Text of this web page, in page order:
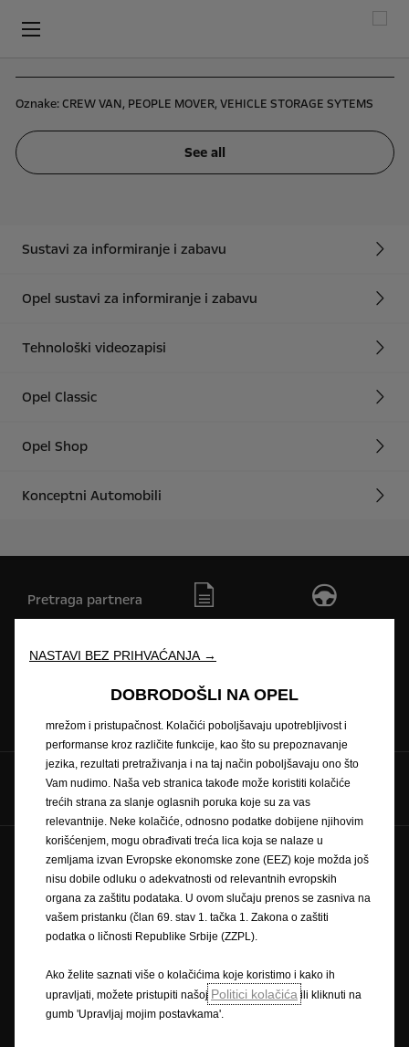
Oznake:CREW VAN, PEOPLE MOVER, VEHICLE STORAGE SYTEMS
See all
Sustavi za informiranje i zabavu
Opel sustavi za informiranje i zabavu
Tehnološki videozapisi
Opel Classic
Opel Shop
Konceptni Automobili
Pretraga partnera
servis
Pratite nas na
Zaštitni znak i autorska prava
Pravilnik o zaštiti privatnosti
Pravilnik o kolačićima
Impressum
Novi podaci o potrošnji goriva
Pravna obavijest
Recikliranje
Opel u svijetu
Izjave o sukladnosti
Kontaktirajte nas
NASTAVI BEZ PRIHVAĆANJA →
DOBRODOŠLI NA OPEL
našoj veb stranici. Kolačići nam omogućavaju da Vam pružimo
mrežom i pristupačnost. Kolačići poboljšavaju upotrebljivost i
performanse kroz različite funkcije, kao što su prepoznavanje
jezika, rezultati pretraživanja i na taj način poboljšavaju ono što
Vam nudimo. Naša veb stranica takođe može koristiti kolačiće
trećih strana za slanje oglasnih poruka koje su za vas
relevantnije. Neke kolačiće, odnosno podatke dobijene njihovim
korišćenjem, mogu obrađivati treća lica koja se nalaze u
zemljama izvan Evropske ekonomske zone (EEZ) koje možda još
nisu dobile odluku o adekvatnosti od relevantnih evropskih
organa za zaštitu podataka. U ovom slučaju prenos se zasniva na
vašem pristanku (član 69. stav 1. tačka 1. Zakona o zaštiti
podatka o ličnosti Republike Srbije (ZZPL).
Ako želite saznati više o kolačićima koje koristimo i kako ih
upravljati, možete pristupiti našoj Politici kolačića ili kliknuti na
gumb 'Upravljaj mojim postavkama'.